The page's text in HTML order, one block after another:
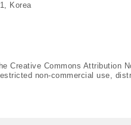
Korea
Creative Commons Attribution
non-commercial use,